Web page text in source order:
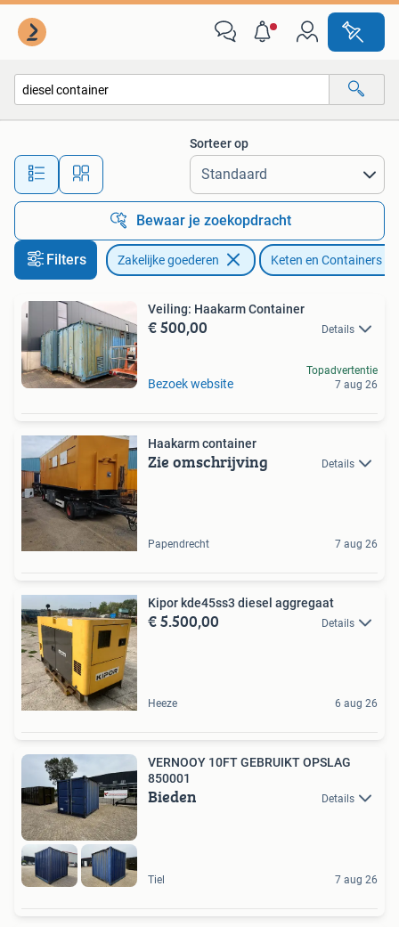
Alle afstanden…
Sorteer op
Bewaar je zoekopdracht
Filters Zakelijke goederen Keten en Containers
Veiling: Haakarm Container
€ 500,00 Details
Bezoek website
Topadvertentie
7 aug 26
Haakarm container
Zie omschrijving Details
Papendrecht 7 aug 26
Kipor kde45ss3 diesel aggregaat
€ 5.500,00 Details
Heeze 6 aug 26
VERNOOY 10FT GEBRUIKT OPSLAG
850001
Bieden Details
Tiel 7 aug 26